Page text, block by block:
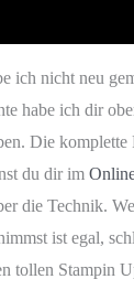
ich nicht neu
habe ich dir
Die
du dir im
die Technik.
ist egal,
tollen Stampin